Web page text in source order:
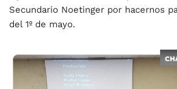
Secundario Noetinger por hacernos
del 1º de mayo.